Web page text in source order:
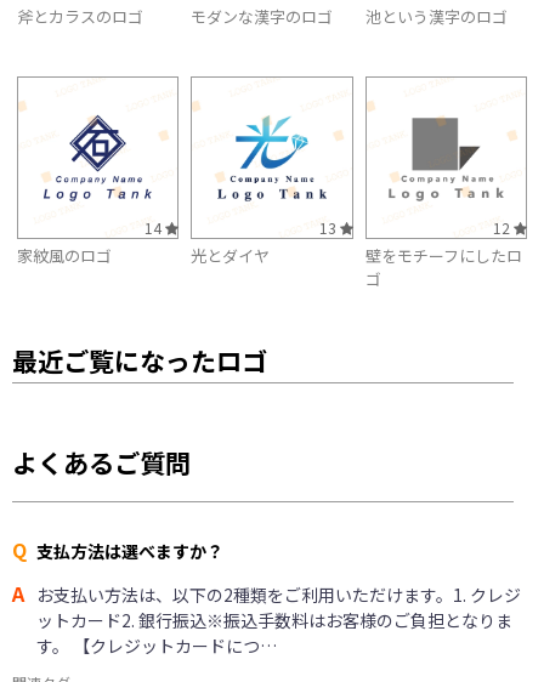
斧とカラスのロゴ モダンな漢字のロゴ 池という漢字のロゴ
14
家紋風のロゴ
13
光とダイヤ
12
壁をモチーフにしたロ
ゴ
最近ご覧になったロゴ
よくあるご質問
Q 支払方法は選べますか？
A お支払い方法は、以下の2種類をご利用いただけます。1. クレジ
ットカード2. 銀行振込※振込手数料はお客様のご負担となりま
す。 【クレジットカードにつ…